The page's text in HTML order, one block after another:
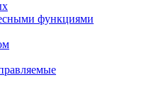
функциями